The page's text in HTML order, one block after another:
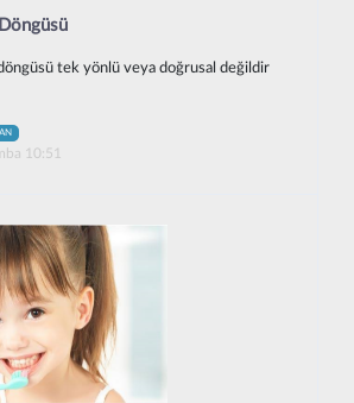
Döngüsü
döngüsü tek yönlü veya doğrusal değildir
10:51